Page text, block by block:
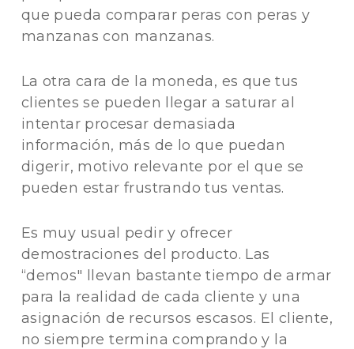
que pueda comparar peras con peras y
manzanas con manzanas.
La otra cara de la moneda, es que tus
clientes se pueden llegar a saturar al
intentar procesar demasiada
información, más de lo que puedan
digerir, motivo relevante por el que se
pueden estar frustrando tus ventas.
Es muy usual pedir y ofrecer
demostraciones del producto. Las
“demos" llevan bastante tiempo de armar
para la realidad de cada cliente y una
asignación de recursos escasos. El cliente,
no siempre termina comprando y la